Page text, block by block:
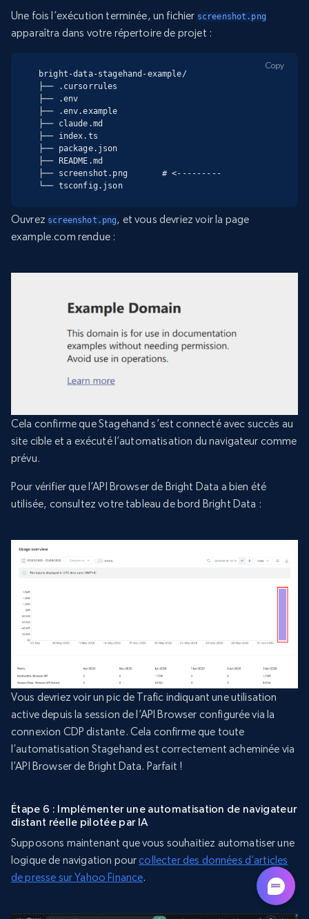
Une fois l’exécution terminée, un fichier screenshot.png
apparaîtra dans votre répertoire de projet :
bright-data-stagehand-example/
├── .cursorrules
├── .env
├── .env.example
├── claude.md
├── index.ts
├── package.json
├── README.md
├── screenshot.png       # <---------
└── tsconfig.json
Copy
Ouvrez screenshot.png, et vous devriez voir la page
example.com rendue :
Cela confirme que Stagehand s’est connecté avec succès au
site cible et a exécuté l’automatisation du navigateur comme
prévu.
Pour vérifier que l’API Browser de Bright Data a bien été
utilisée, consultez votre tableau de bord Bright Data :
Vous devriez voir un pic de Trafic indiquant une utilisation
active depuis la session de l’API Browser configurée via la
connexion CDP distante. Cela confirme que toute
l’automatisation Stagehand est correctement acheminée via
l’API Browser de Bright Data. Parfait !
Étape 6 : Implémenter une automatisation de navigateur
distant réelle pilotée par IA
Supposons maintenant que vous souhaitiez automatiser une
logique de navigation pourcollecter des données d’articles
de presse sur Yahoo Finance.